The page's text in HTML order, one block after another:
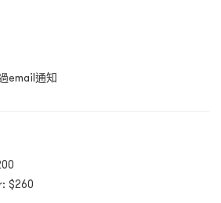
email通知
$260